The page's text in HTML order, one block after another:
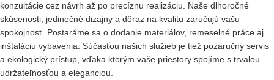
konzultácie cez návrh až po precíznu realizáciu. Naše dlhoročné
skúsenosti, jedinečné dizajny a dôraz na kvalitu zaručujú vašu
spokojnosť. Postaráme sa o dodanie materiálov, remeselné práce aj
inštaláciu vybavenia. Súčasťou našich služieb je tiež pozáručný servis
a ekologický prístup, vďaka ktorým vaše priestory spojíme s trvalou
udržateľnosťou a eleganciou.